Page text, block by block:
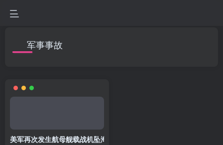
军事事故
美军再次发生航母舰载战机坠海事件，一周内两起事故引关注